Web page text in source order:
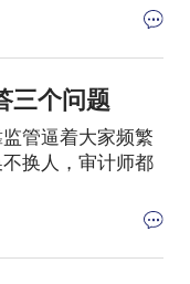
三个问题
管逼着大家频繁
换人，审计师都